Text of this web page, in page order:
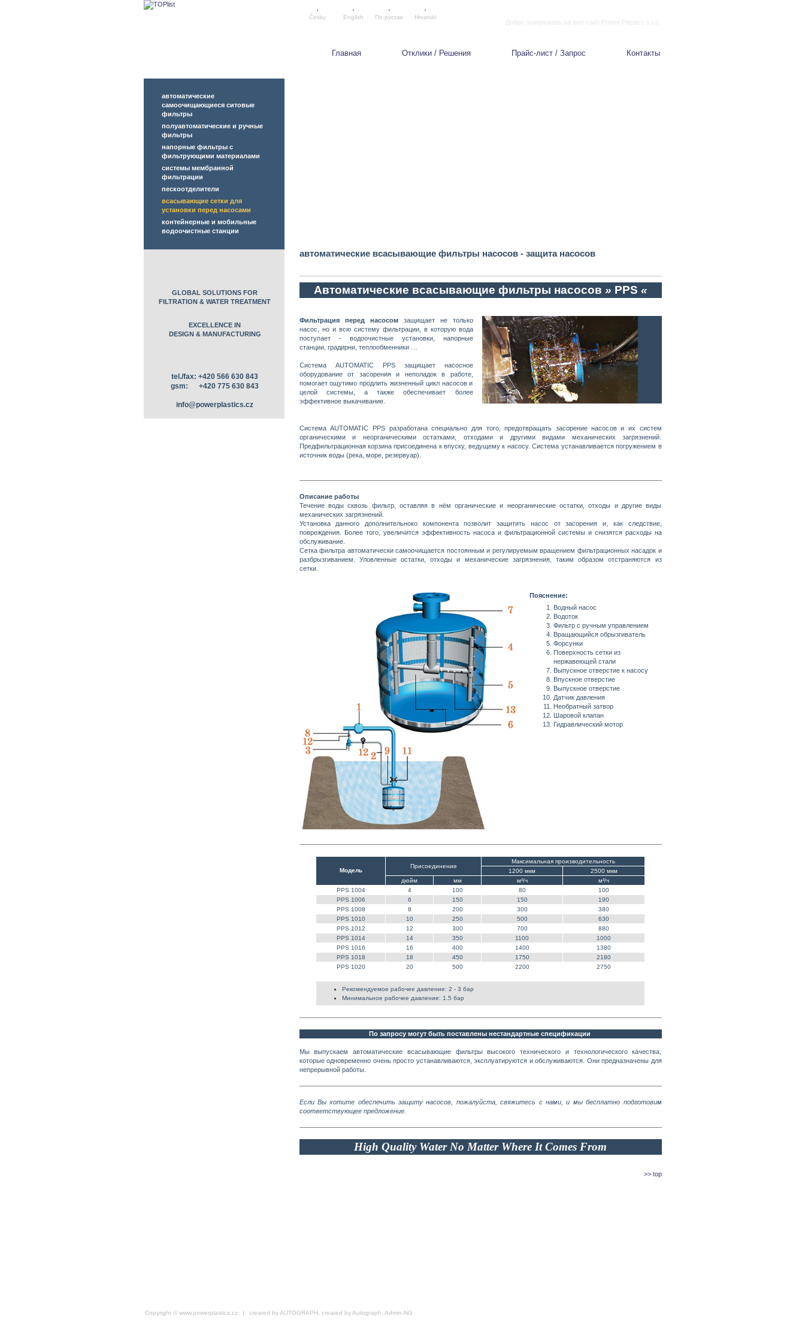
автоматические всасывающие фильтры насосов - защита насосов
Автоматические всасывающие фильтры насосов » PPS «
Фильтрация перед насосомзащищает не только
насос, но и всю систему фильтрации, в которую вода
поступает - водоочистные установки, напорные
станции, градирни, теплообменники …
Система AUTOMATIC PPS защищает насосное
оборудование от засорения и неполадок в работе,
помогает ощутимо продлить жизненный цикл насосов и
целой системы, а также обеспечивает более
эффективное выкачивание.
Система AUTOMATIC PPS разработана специально для того, предотвращать засорение насосов и их систем
органическими и неорганическими остатками, отходами и другими видами механических загрязнений.
Предфильтрационная корзина присоединена к впуску, ведущему к насосу. Система устанавливается погружением в
источник воды (река, море, резервуар).
Описание работы
Течение воды сквозь фильтр, оставляя в нём органические и неорганические остатки, отходы и другие виды
механических загрязнений.
Установка данного дополнительноко компонента позволит защитить насос от засорения и, как следствие,
повреждения. Более того, увеличится эффективность насоса и фильтрационной системы и снизятся расходы на
обслуживание.
Сетка фильтра автоматически самоочищается постоянным и регулируемым вращением фильтрационных насадок и
разбрызгиванием. Уловленные остатки, отходы и механические загрязнения, таким образом отстраняются из
сетки.
Пояснение:
Водный насос
Водоток
Фильтр с ручным управлением
Вращающийся обрызгиватель
Форсунки
Поверхность сетки из
нержавеющей стали
Выпускное отверстие к насосу
Впускное отверстие
Выпускное отверстие
Датчик давления
Необратный затвор
Шаровой клапан
Гидравлический мотор
Moдель
Присоединение
Максимальная производительность
1200 мкм
2500 мкм
дюйм
мм м³/ч
м³/ч
PPS 1004
4 100 80
100
PPS 1006
6 150 150
190
PPS 1008
8 200 300
380
PPS 1010
10 250 500
630
PPS 1012
12 300 700
880
PPS 1014
14 350 1100
1000
PPS 1016
16 400 1400
1380
PPS 1018
18 450 1750
2180
PPS 1020
20 500 2200 2750
Рекомендуемое рабочее давление: 2 - 3 бар
Минимальное рабочее давление: 1.5 бар
По запросу могут быть поставлены нестандартные спецификации
Мы выпускаем автоматические всасывающие фильтры высокого технического и технологического качества,
которые одновременно очень просто устанавливаются, эксплуатируются и обслуживаются. Они предназначены для
непрерывной работы.
Если Вы хотите обеспечить защиту насосов, пожалуйста, свяжитесь с нами, и мы бесплатно подготовим
соответствующее предложение.
High Quality Water No Matter Where It Comes From
>> top
автоматические
самоочищающиеся ситовые
фильтры
полуавтоматические и ручные
фильтры
напорные фильтры с
фильтрующими материалами
системы мембранной
фильтрации
пескоотделители
всасывающие сетки для
установки перед насосами
контейнерные и мобильные
водоочистные станции
GLOBAL SOLUTIONS FOR
FILTRATION & WATER TREATMENT
EXCELLENCE IN
DESIGN & MANUFACTURING
tel./fax: +420 566 630 843
gsm: +420 775 630 843
info@powerplastics.cz
Главная Отклики / Решения Прайс-лист / Запрос Контакты
Česky English По-русски Hrvatski
Добро пожаловать на веб-сайт Power Plastics s.r.o.
Copyright © www.powerplastics.cz | created by AUTOGRAPH, created byAutograph, Admin-NG